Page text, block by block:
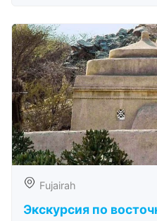
Fujairah
Экскурсия по